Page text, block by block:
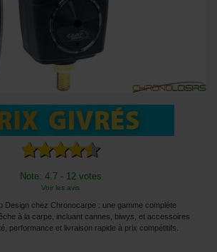
Note: 4.7 - 12 votes
Voir les avis
Design chez Chronocarpe : une gamme complète
à la carpe, incluant cannes, biwys, et accessoires
performance et livraison rapide à prix compétitifs.